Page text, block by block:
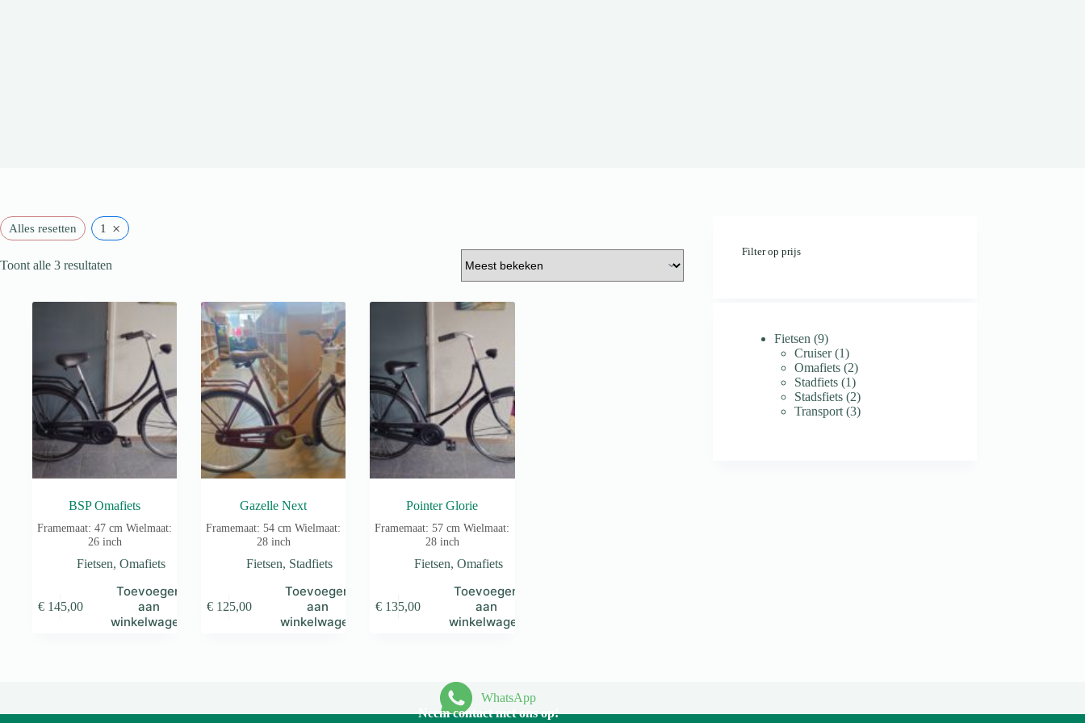
Alles resetten 1 ×
Toont alle 3 resultaten
BSP Omafiets
Framemaat: 47 cm Wielmaat:
26 inch
Fietsen, Omafiets
€145,00
Toevoegen
aan
winkelwagen
Gazelle Next
Framemaat: 54 cm Wielmaat:
28 inch
Fietsen, Stadfiets
€125,00
Toevoegen
aan
winkelwagen
Pointer Glorie
Framemaat: 57 cm Wielmaat:
28 inch
Fietsen, Omafiets
€ 135,00
Toevoegen
aan
winkelwagen
Filter op prijs
Fietsen 99
producten
Cruiser 11
product
Omafiets 22
producten
Stadfiets 11
product
Stadsfiets 22
producten
Transport 33
WhatsApp
Neem contact met ons op!